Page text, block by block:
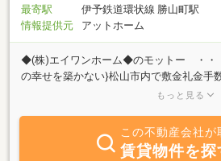
最寄駅
伊予鉄道環状線 勝山町駅
情報提供元
アットホーム
◆(株)エイワンホーム◆のモットー ・・
の幸せを築かない}松山市内で敷金礼金手
ト接続無料の賃貸物件を中心に取り扱っ
しています。生活弱者・生活困窮者・生
す。・・・・是非お問い合わせ下さい
もっと見る
この不動産会社が
賃貸物件を探